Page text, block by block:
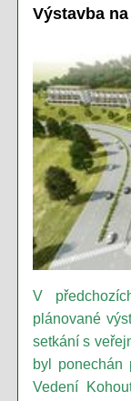
Výstavba
V
plánované
setkání s
byl ponechán
Vedení